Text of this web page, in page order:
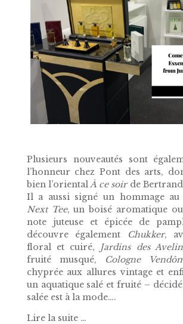
Plusieurs nouveautés sont
l’honneur chez Pont des arts,
bien l’orientalÀ ce soir de
Il a aussi signé un hommage au
Next Tee, un boisé aromatique
note juteuse et épicée de
découvre également
Chukker,
floral et cuiré, Jardins des
fruité musqué, Cologne
chyprée aux allures vintage et
un aquatique salé et fruité –
salée est à la mode….
Lire la suite …